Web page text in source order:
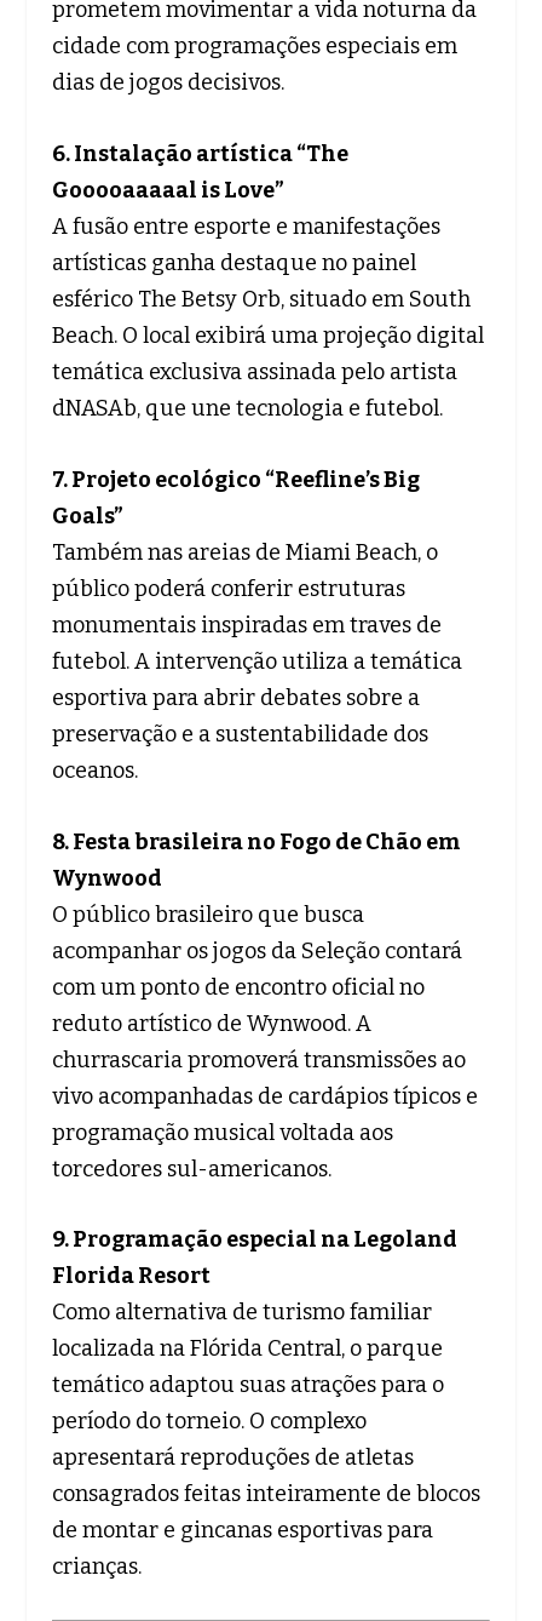
prometem movimentar a vida noturna da
cidade com programações especiais em
dias de jogos decisivos.
6. Instalação artística “The
Gooooaaaaal is Love”
A fusão entre esporte e manifestações
artísticas ganha destaque no painel
esférico The Betsy Orb, situado em South
Beach. O local exibirá uma projeção digital
temática exclusiva assinada pelo artista
dNASAb, que une tecnologia e futebol.
7. Projeto ecológico “Reefline’s Big
Goals”
Também nas areias de Miami Beach, o
público poderá conferir estruturas
monumentais inspiradas em traves de
futebol. A intervenção utiliza a temática
esportiva para abrir debates sobre a
preservação e a sustentabilidade dos
oceanos.
8. Festa brasileira no Fogo de Chão em
Wynwood
O público brasileiro que busca
acompanhar os jogos da Seleção contará
com um ponto de encontro oficial no
reduto artístico de Wynwood. A
churrascaria promoverá transmissões ao
vivo acompanhadas de cardápios típicos e
programação musical voltada aos
torcedores sul-americanos.
9. Programação especial na Legoland
Florida Resort
Como alternativa de turismo familiar
localizada na Flórida Central, o parque
temático adaptou suas atrações para o
período do torneio. O complexo
apresentará reproduções de atletas
consagrados feitas inteiramente de blocos
de montar e gincanas esportivas para
crianças.